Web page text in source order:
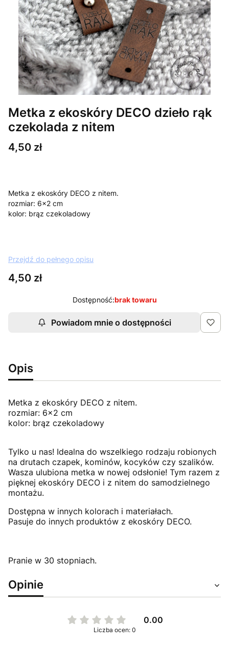
Metka z ekoskóry DECO dzieło rąk
czekolada z nitem
Cena
4,50 zł
Metka z ekoskóry DECO z nitem.
rozmiar: 6x2 cm
kolor: brąz czekoladowy
Przejdź do pełnego opisu
Cena
4,50 zł
Dostępność:brak towaru
Powiadom mnie o dostępności
Opis
Metka z ekoskóry DECO z nitem.
rozmiar: 6x2 cm
kolor: brąz czekoladowy
Tylko u nas! Idealna do wszelkiego rodzaju robionych
na drutach czapek, kominów, kocyków czy szalików.
Wasza ulubiona metka w nowej odsłonie! Tym razem z
pięknej ekoskóry DECO i z nitem do samodzielnego
montażu.
Dostępna w innych kolorach i materiałach.
Pasuje do innych produktów z ekoskóry DECO.
Pranie w 30 stopniach.
Opinie
0.00
Liczba ocen: 0